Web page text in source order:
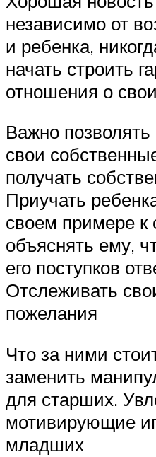
независимо от
и ребенка,
начать строить
отношения о
Важно позволять
свои
получать
Приучать
своем примере к
объяснять ему,
его поступков
Отслеживать
пожелания
Что за ними
заменить
для старших.
мотивирующие
младших